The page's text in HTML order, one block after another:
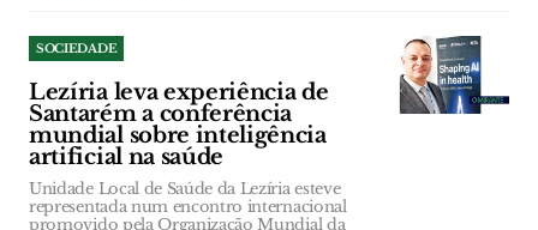
SOCIEDADE
Lezíria leva experiência de
Santarém a conferência
mundial sobre inteligência
artificial na saúde
Unidade Local de Saúde da Lezíria esteve
representada num encontro internacional
promovido pela Organização Mundial da